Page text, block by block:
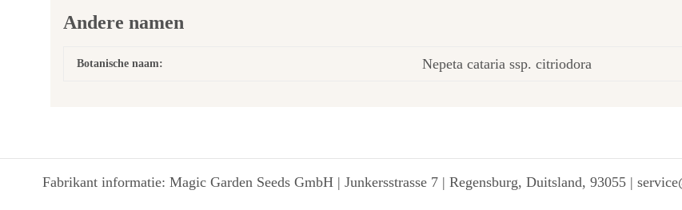
Andere namen
Botanische naam: Nepeta cataria ssp. citriodora
Fabrikant informatie: Magic Garden Seeds GmbH | Junkersstrasse 7 | Regensburg, Duitsland, 93055 |